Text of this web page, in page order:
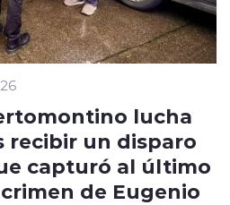
lucha
recibir un disparo
capturó al último
de Eugenio